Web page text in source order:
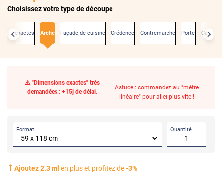
Choisissez votre type de découpe
exactes Arche Façade de cuisine Crédence Contremarche Porte
⚠️ "Dimensions exactes" très
demandées : +15j de délai.
Astuce : commandez au "mètre
linéaire" pour aller plus vite !
Format Quantité
Ajoutez2.3ml en plus et profitez de-3%